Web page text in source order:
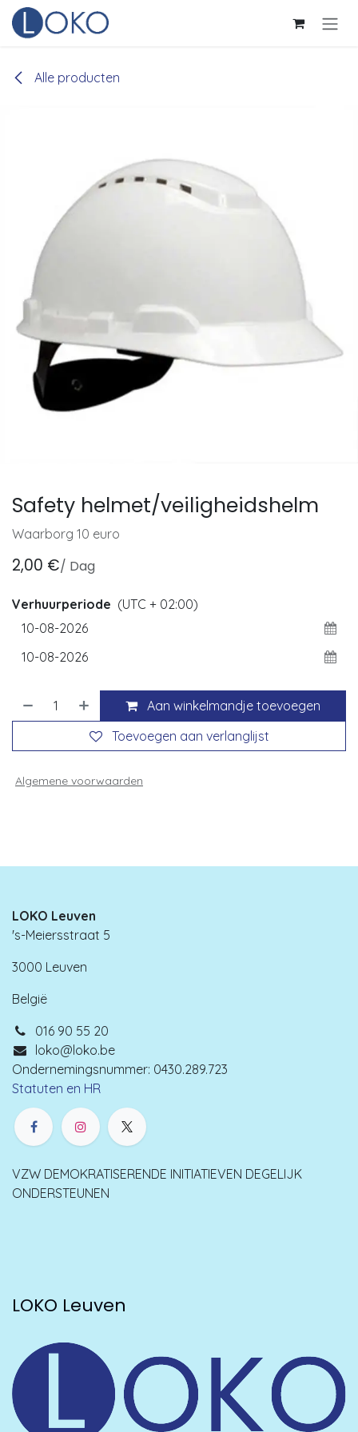
Overslaan naar inhoud
Alle producten
Safety helmet/veiligheidshelm
Waarborg 10 euro
2,00 €/ Dag
Verhuurperiode (UTC + 02:00)
Aan winkelmandje toevoegen
Toevoegen aan verlanglijst
Algemene voorwaarden
LOKO Leuven
's-Meiersstraat 5
3000 Leuven
België
016 90 55 20
loko@loko.be
Ondernemingsnummer: 0430.289.723
Statuten en HR
VZW DEMOKRATISERENDE INITIATIEVEN DEGELIJK
ONDERSTEUNEN
LOKO Leuven